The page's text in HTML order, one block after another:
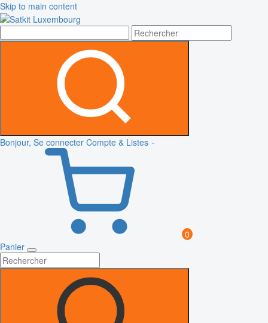
Skip to main content
Bonjour, Se connecter Compte & Listes
0
Panier